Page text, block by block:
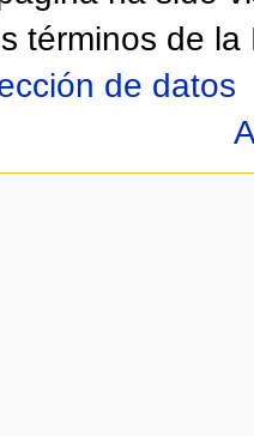
términos de la
de datos